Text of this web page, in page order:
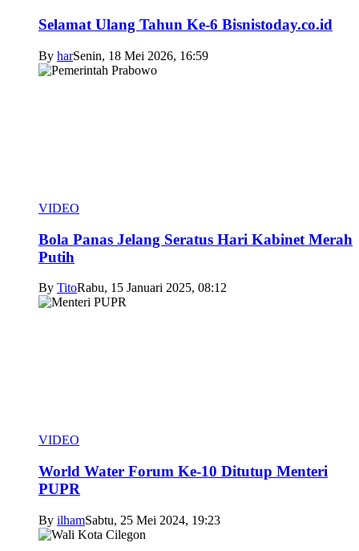
Selamat Ulang Tahun Ke-6 Bisnistoday.co.id
By harSenin, 18 Mei 2026, 16:59
VIDEO
Bola Panas Jelang Seratus Hari Kabinet Merah
Putih
By TitoRabu, 15 Januari 2025, 08:12
VIDEO
World Water Forum Ke-10 Ditutup Menteri
PUPR
By ilhamSabtu, 25 Mei 2024, 19:23